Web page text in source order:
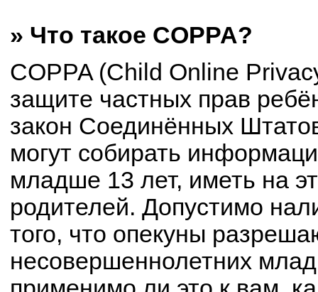
» Что такое COPPA?
COPPA (Child Online
защите частных прав
закон Соединённых
могут собирать
младше 13 лет, иметь на
родителей. Допустимо
того, что опекуны
несовершеннолетних